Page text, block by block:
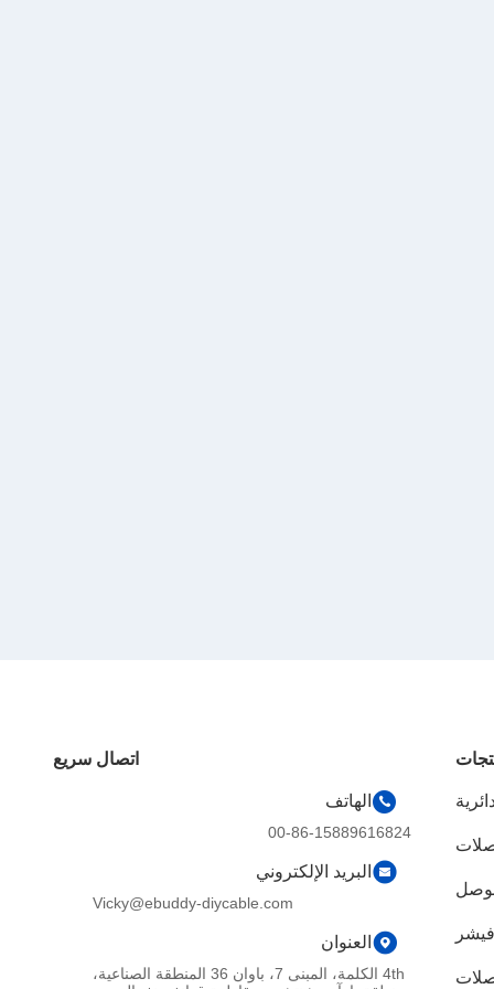
اتصال سريع
الهاتف
00-86-15889616824
البريد الإلكتروني
Vicky@ebuddy-diycable.com
العنوان
4th الكلمة، المبنى 7، باوان 36 المنطقة الصناعية،